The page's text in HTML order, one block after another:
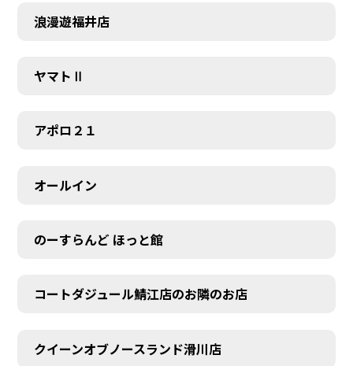
浪漫遊福井店
ヤマトⅡ
アポロ２１
オールイン
のーすらんど ほっと館
コートダジュール鯖江店のお隣のお店
クイーンオブノースランド滑川店